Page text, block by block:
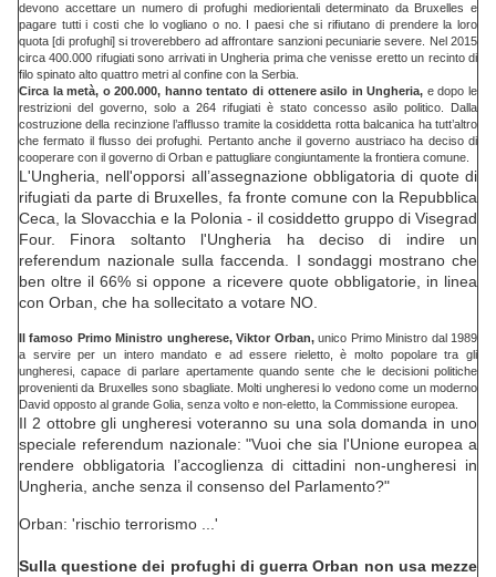
devono accettare un numero di profughi mediorientali determinato da Bruxelles e
pagare tutti i costi che lo vogliano o no. I paesi che si rifiutano di prendere la loro
quota [di profughi] si troverebbero ad affrontare sanzioni pecuniarie severe. Nel 2015
circa 400.000 rifugiati sono arrivati in Ungheria prima che venisse eretto un recinto di
filo spinato alto quattro metri al confine con la Serbia.
Circa la metà, o 200.000, hanno tentato di ottenere asilo in Ungheria, e dopo le
restrizioni del governo, solo a 264 rifugiati è stato concesso asilo politico. Dalla
costruzione della recinzione l’afflusso tramite la cosiddetta rotta balcanica ha tutt’altro
che fermato il flusso dei profughi. Pertanto anche il governo austriaco ha deciso di
cooperare con il governo di Orban e pattugliare congiuntamente la frontiera comune.
L'Ungheria, nell'opporsi all’assegnazione obbligatoria di quote di
rifugiati da parte di Bruxelles, fa fronte comune con la Repubblica
Ceca, la Slovacchia e la Polonia - il cosiddetto gruppo di Visegrad
Four. Finora soltanto l'Ungheria ha deciso di indire un
referendum nazionale sulla faccenda. I sondaggi mostrano che
ben oltre il 66% si oppone a ricevere quote obbligatorie, in linea
con Orban, che ha sollecitato a votare NO.
Il famoso Primo Ministro ungherese, Viktor Orban,unico Primo Ministro dal 1989
a servire per un intero mandato e ad essere rieletto, è molto popolare tra gli
ungheresi, capace di parlare apertamente quando sente che le decisioni politiche
provenienti da Bruxelles sono sbagliate. Molti ungheresi lo vedono come un moderno
David opposto al grande Golia, senza volto e non-eletto, la Commissione europea.
Il 2 ottobre gli ungheresi voteranno su una sola domanda in uno
speciale referendum nazionale: "Vuoi che sia l'Unione europea a
rendere obbligatoria l’accoglienza di cittadini non-ungheresi in
Ungheria, anche senza il consenso del Parlamento?"
Orban: 'rischio terrorismo ...'
Sulla questione dei profughi di guerra Orban non usa mezze